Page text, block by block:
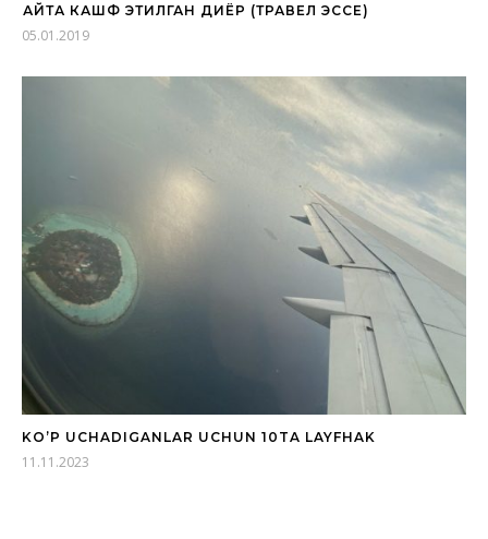
ҚАЙТА КАШФ ЭТИЛГАН ДИЁР (ТРАВЕЛ ЭССЕ)
05.01.2019
KO’P UCHADIGANLAR UCHUN 10TA LAYFHAK
11.11.2023